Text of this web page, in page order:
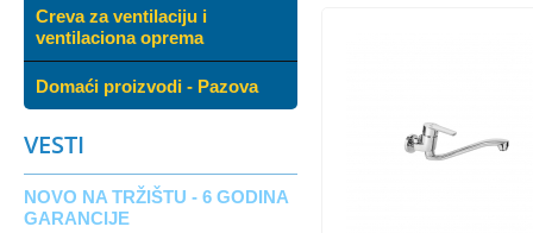
Creva za ventilaciju i
ventilaciona oprema
Domaći proizvodi - Pazova
VESTI
NOVO NA TRŽIŠTU - 6 GODINA
GARANCIJE